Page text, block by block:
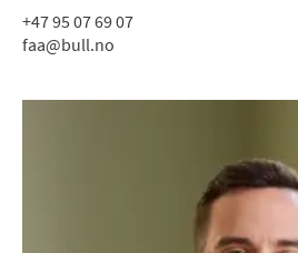
+47 95 07 69 07
faa@bull.no